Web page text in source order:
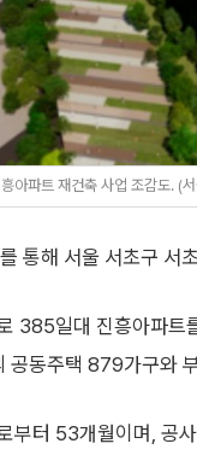
아파트 재건축 사업 조감도. (
통해 서울 서초구 서
385일대 진흥아파
공동주택 879가구와
부터 53개월이며, 공